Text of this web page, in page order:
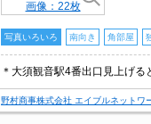
画像：22枚
写真いろいろ 南向き 角部屋
＊大須観音駅4番出口見上げる
野村商事株式会社 エイブルネットワ